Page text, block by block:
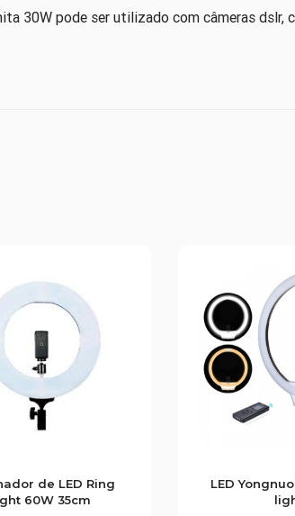
30W pode ser utilizado com câmeras dslr,
de LED Ring
60W 35cm
LED